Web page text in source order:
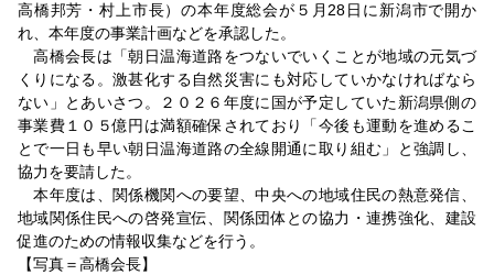
高橋邦芳・村上市長）の本年度総会が５月28日に新潟市で開か
れ、本年度の事業計画などを承認した。
高橋会長は「朝日温海道路をつないでいくことが地域の元気づ
くりになる。激甚化する自然災害にも対応していかなければなら
ない」とあいさつ。２０２６年度に国が予定していた新潟県側の
事業費１０５億円は満額確保されており「今後も運動を進めるこ
とで一日も早い朝日温海道路の全線開通に取り組む」と強調し、
協力を要請した。
本年度は、関係機関への要望、中央への地域住民の熱意発信、
地域関係住民への啓発宣伝、関係団体との協力・連携強化、建設
促進のための情報収集などを行う。
【写真＝高橋会長】